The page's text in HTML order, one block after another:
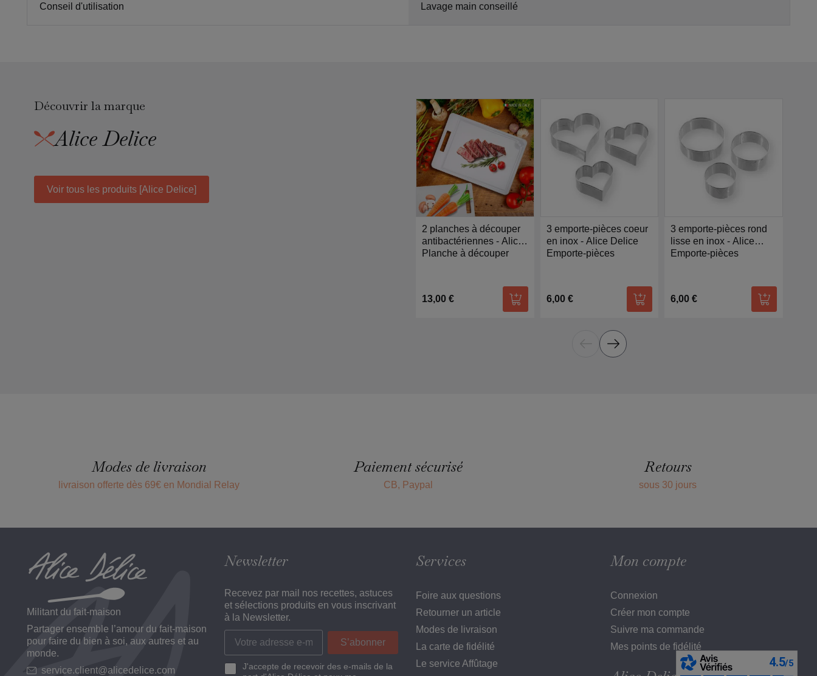
Conseil d'utilisation Lavage main conseillé
Découvrir la marque
Alice Delice
Voir tous les produits [Alice Delice]
2 planches à découper
antibactériennes - Alice
Délice
Planche à découper
13,00 €
Ajouter au panier
3 emporte-pièces coeur
en inox - Alice Delice
Emporte-pièces
6,00 €
Ajouter au panier
3 emporte-pièces rond
lisse en inox - Alice
Délice
Emporte-pièces
6,00 €
Ajouter au
Modes de livraison
livraison offerte dès 69€ en Mondial Relay
Paiement sécurisé
CB, Paypal
Retours
sous 30 jours
Militant du fait-maison
Partager ensemble l’amour du fait-maison
pour faire du bien à soi, aux autres et au
monde.
service.client@alicedelice.com
Newsletter
Recevez par mail nos recettes, astuces
et sélections produits en vous inscrivant
à la Newsletter.
J'accepte de recevoir des e-mails de la
Services
Foire aux questions
Retourner un article
Modes de livraison
La carte de fidélité
Le service Affûtage
Mon compte
Connexion
Créer mon compte
Suivre ma commande
Mes points de fidélité